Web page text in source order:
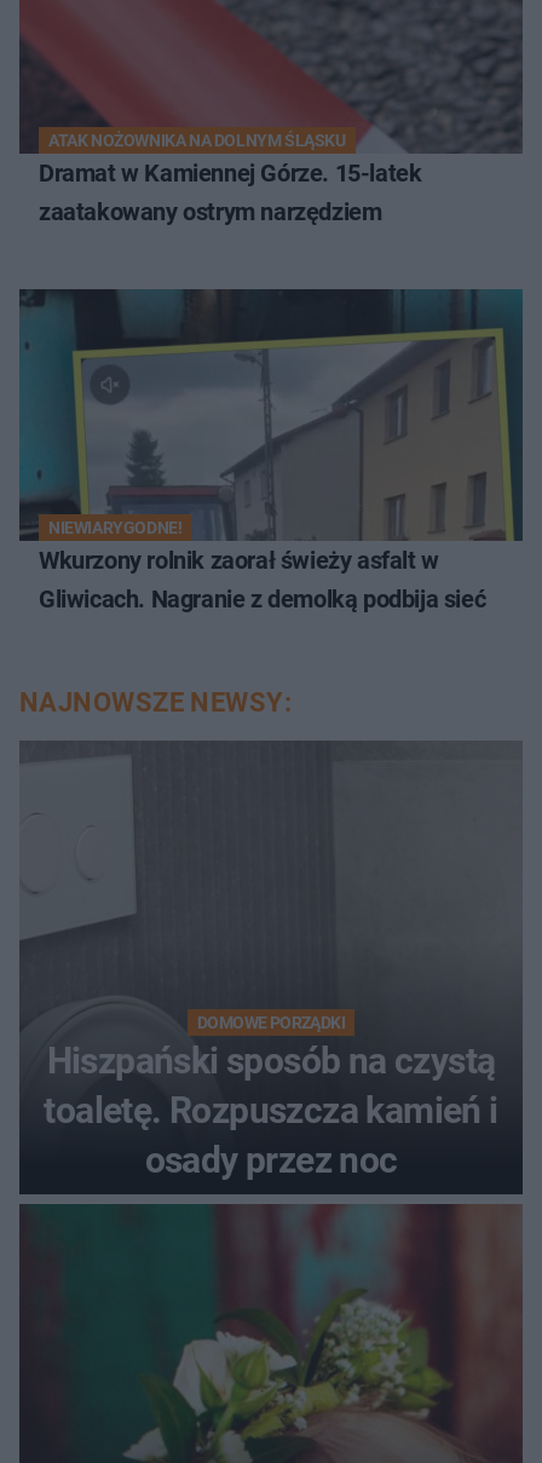
ATAK NOŻOWNIKA NA DOLNYM ŚLĄSKU
Dramat w Kamiennej Górze. 15-latek
zaatakowany ostrym narzędziem
NIEWIARYGODNE!
Wkurzony rolnik zaorał świeży asfalt w
Gliwicach. Nagranie z demolką podbija sieć
NAJNOWSZE NEWSY:
DOMOWE PORZĄDKI
Hiszpański sposób na czystą
toaletę. Rozpuszcza kamień i
osady przez noc